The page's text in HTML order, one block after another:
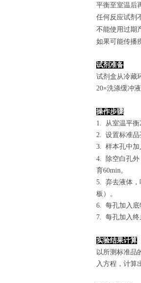
平衡至室温后
任何反应试剂
不能使用过期
如果可能传播
试剂准备
试剂盒从冷藏
20×洗涤缓冲
操作步骤
1. 从室温平衡
2. 设置标准品
3. 样本孔中 加
4.
除空白孔
育60min。
5. 弃去液体，
板）。
6. 每孔加入底
7. 每孔加入终
实验结果计算
以所测标准品
入方程，计算